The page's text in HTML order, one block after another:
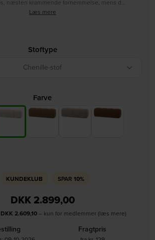
næsten krammende fornemmelse, mens d…
Læs mere
Stoftype
Chenille-stof
Farve
KUNDEKLUB SPAR 10%
DKK 2.899,00
DKK 2.609,10– kun for medlemmer (læs mere)
Fragtpris